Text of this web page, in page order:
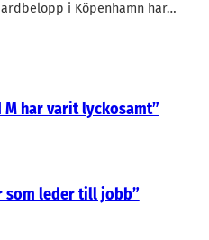
M har varit lyckosamt”
som leder till jobb”
i Köpenhamn har…